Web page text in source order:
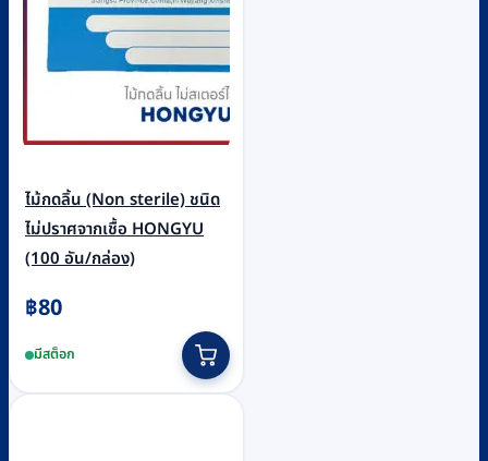
ไม้กดลิ้น (Non sterile) ชนิด
ไม่ปราศจากเชื้อ HONGYU
(100 อัน/กล่อง)
฿80
มีสต็อก